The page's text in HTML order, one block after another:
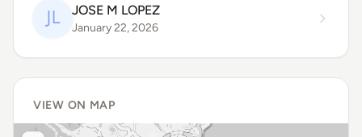
JOSE M LOPEZ
January 22, 2026
VIEW ON MAP